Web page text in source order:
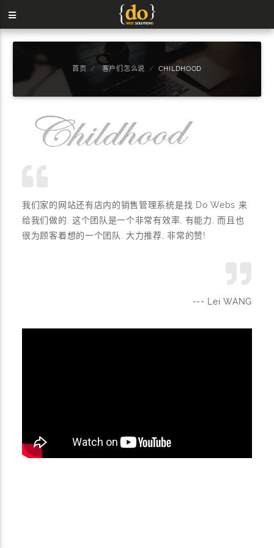
首页 客户们怎么说 CHILDHOOD
我们家的网站还有店内的销售管理系统是找 Do Webs 来
给我们做的. 这个团队是一个非常有效率, 有能力, 而且也
很为顾客着想的一个团队. 大力推荐, 非常的赞!
--- Lei WANG